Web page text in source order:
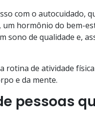
com o autocuidado,
hormônio do bem-
sono de qualidade e,
rotina de atividade
e da mente.
pessoas